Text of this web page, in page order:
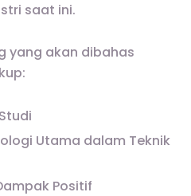
saat ini.
yang akan dibahas
Utama dalam Teknik
Positif